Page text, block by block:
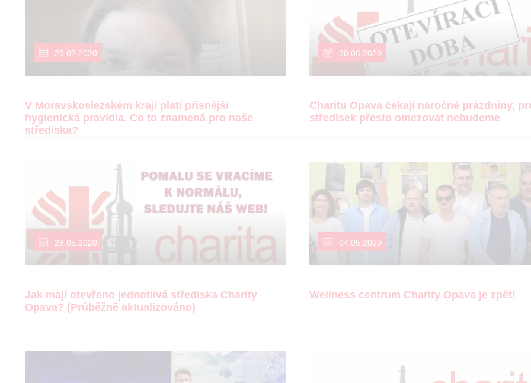
20.07.2020
V Moravskoslezském kraji platí přísnější
hygienická pravidla. Co to znamená pro naše
střediska?
30.06.2020
Charitu Opava čekají náročné prázdniny,
středisek přesto omezovat nebudeme
28.05.2020
Jak mají otevřeno jednotlivá střediska Charity
Opava? (Průběžně aktualizováno)
04.05.2020
Wellness centrum Charity Opava je zpět!